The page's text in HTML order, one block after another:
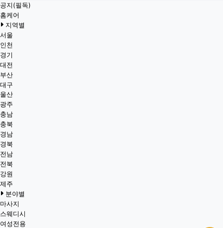
공지(필독)
홈케어
지역별
서울
인천
경기
대전
부산
대구
울산
광주
충남
충북
경남
경북
전남
전북
강원
제주
분야별
마사지
스웨디시
여성전용